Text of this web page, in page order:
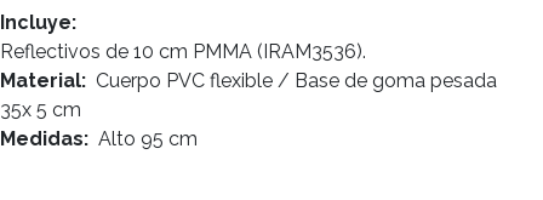
Incluye:
Reflectivos de 10 cm PMMA (IRAM3536).
Material: Cuerpo PVC flexible / Base de goma pesada
35x 5 cm
Medidas: Alto 95 cm